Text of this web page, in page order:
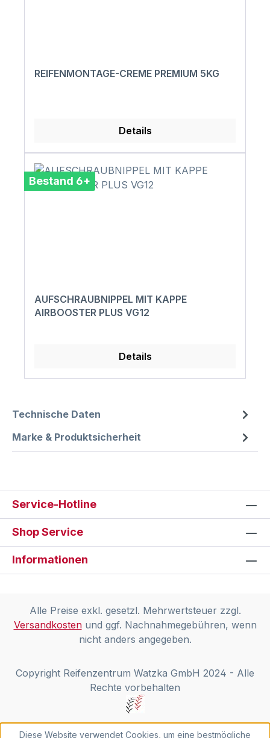
REIFENMONTAGE-CREME PREMIUM 5KG
Details
Bestand 6+
AUFSCHRAUBNIPPEL MIT KAPPE
AIRBOOSTER PLUS VG12
Details
Technische Daten
Marke & Produktsicherheit
Service-Hotline
Shop Service
Informationen
Alle Preise exkl. gesetzl. Mehrwertsteuer zzgl.
Versandkostenund ggf. Nachnahmegebühren, wenn
nicht anders angegeben.
Copyright Reifenzentrum Watzka GmbH 2024 - Alle
Rechte vorbehalten
Diese Website verwendet Cookies, um eine bestmögliche